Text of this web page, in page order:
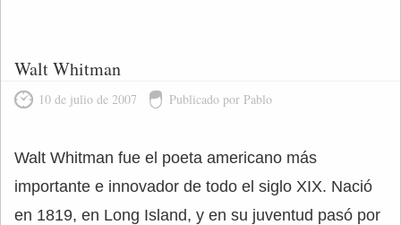
Walt Whitman
10 de julio de 2007 Publicado por Pablo
Walt Whitman fue el poeta americano más
importante e innovador de todo el siglo XIX. Nació
en 1819, en Long Island, y en su juventud pasó por